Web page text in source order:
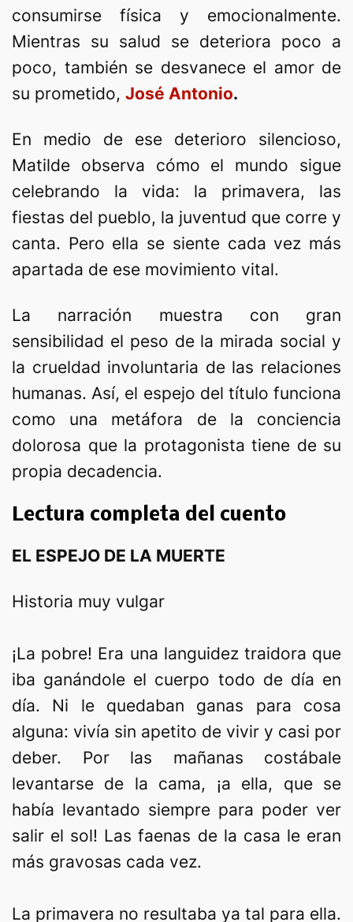
consumirse física y emocionalmente.
Mientras su salud se deteriora poco a
poco, también se desvanece el amor de
su prometido, José Antonio.
En medio de ese deterioro silencioso,
Matilde observa cómo el mundo sigue
celebrando la vida: la primavera, las
fiestas del pueblo, la juventud que corre y
canta. Pero ella se siente cada vez más
apartada de ese movimiento vital.
La narración muestra con gran
sensibilidad el peso de la mirada social y
la crueldad involuntaria de las relaciones
humanas. Así, el espejo del título funciona
como una metáfora de la conciencia
dolorosa que la protagonista tiene de su
propia decadencia.
Lectura completa del cuento
EL ESPEJO DE LA MUERTE
Historia muy vulgar
¡La pobre! Era una languidez traidora que
iba ganándole el cuerpo todo de día en
día. Ni le quedaban ganas para cosa
alguna: vivía sin apetito de vivir y casi por
deber. Por las mañanas costábale
levantarse de la cama, ¡a ella, que se
había levantado siempre para poder ver
salir el sol! Las faenas de la casa le eran
más gravosas cada vez.
La primavera no resultaba ya tal para ella.